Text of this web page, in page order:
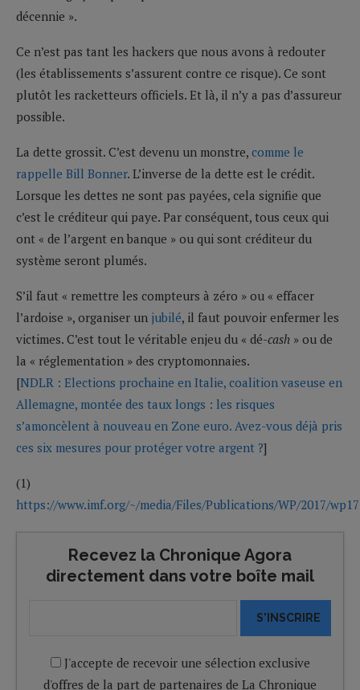
décennie ».
Ce n’est pas tant les hackers que nous avons à redouter
(les établissements s’assurent contre ce risque). Ce sont
plutôt les racketteurs officiels. Et là, il n’y a pas d’assureur
possible.
La dette grossit. C’est devenu un monstre, comme le
rappelle Bill Bonner. L’inverse de la dette est le crédit.
Lorsque les dettes ne sont pas payées, cela signifie que
c’est le créditeur qui paye. Par conséquent, tous ceux qui
ont « de l’argent en banque » ou qui sont créditeur du
système seront plumés.
S’il faut « remettre les compteurs à zéro » ou « effacer
l’ardoise », organiser un jubilé, il faut pouvoir enfermer les
victimes. C’est tout le véritable enjeu du « dé-cash » ou de
la « réglementation » des cryptomonnaies.
[NDLR : Elections prochaine en Italie, coalition vaseuse en
Allemagne, montée des taux longs : les risques
s’amoncèlent à nouveau en Zone euro. Avez-vous déjà pris
ces six mesures pour protéger votre argent ?]
(1)
https://www.imf.org/~/media/Files/Publications/WP/2017/
Recevez la Chronique Agora
directement dans votre boîte mail
S'INSCRIRE
J'accepte de recevoir une sélection exclusive
d'offres de la part de partenaires de La Chronique